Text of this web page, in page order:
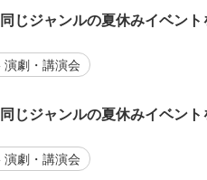
同じジャンルの夏休みイベント
演劇・講演会
同じジャンルの夏休みイベント
演劇・講演会